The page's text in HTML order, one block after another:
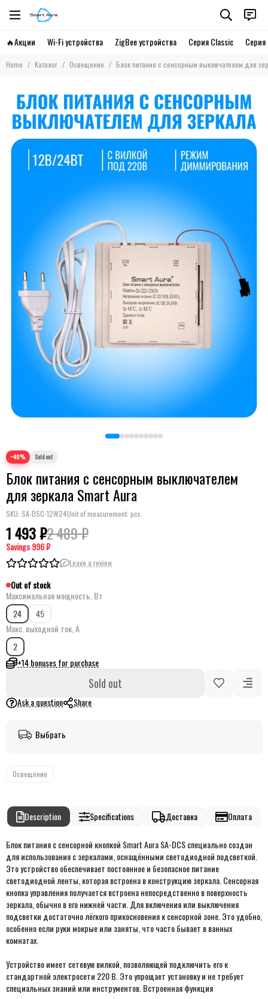
🔥Акции Wi-Fi устройства ZigBee устройства Серия Classic Серия
Home Каталог Освещение Блок питания с сенсорным выключателем для
−40%
Блок питания с сенсорным выключателем
для зеркала Smart Aura
SKU: SA-DSC-12W24Unit of measurement: pcs.
1 493 ₽2 489 ₽
Savings996 ₽
Leave a review
Out of stock
Максимальная мощность, Вт
24
45
Макс. выходной ток, А
2
+14 bonuses for purchase
Sold out
Ask a question Share
Выбрать
Освещение
Description Specifications Доставка Оплата
Блок питания с сенсорной кнопкой Smart Aura SA-DCS специально создан
для использования с зеркалами, оснащёнными светодиодной подсветкой.
Это устройство обеспечивает постоянное и безопасное питание
светодиодной ленты, которая встроена в конструкцию зеркала. Сенсорная
кнопка управления получается встроена непосредственно в поверхность
зеркала, обычно в его нижней части. Для включения или выключения
подсветки достаточно лёгкого прикосновения к сенсорной зоне. Это удобно,
особенно если руки мокрые или заняты, что часто бывает в ванных
комнатах.
Устройство имеет сетевую вилкой, позволяющей подключить его к
стандартной электросети 220 В. Это упрощает установку и не требует
специальных знаний или инструментов. Встроенная функция